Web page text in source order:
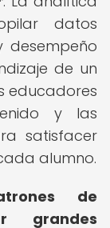
datos
de un
educadores
y las
satisfacer
alumno.
de
grandes